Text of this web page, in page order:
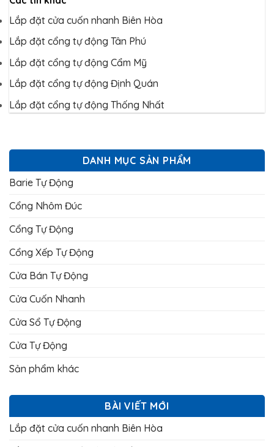
Lắp đặt cửa cuốn nhanh Biên Hòa
Lắp đặt cổng tự động Tân Phú
Lắp đặt cổng tự động Cẩm Mỹ
Lắp đặt cổng tự động Định Quán
Lắp đặt cổng tự động Thống Nhất
DANH MỤC SẢN PHẨM
Barie Tự Động
Cổng Nhôm Đúc
Cổng Tự Động
Cổng Xếp Tự Động
Cửa Bán Tự Động
Cửa Cuốn Nhanh
Cửa Sổ Tự Động
Cửa Tự Động
Sản phẩm khác
BÀI VIẾT MỚI
Lắp đặt cửa cuốn nhanh Biên Hòa